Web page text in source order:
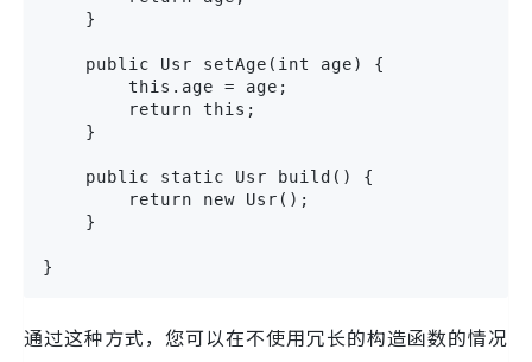
    }
    public Usr setAge(int age) {
        this.age = age;
        return this;
    }
    public static Usr build() {
        return new Usr();
    }
}
通过这种方式，您可以在不使用冗长的构造函数的情况